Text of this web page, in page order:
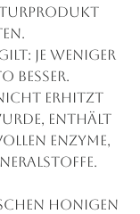
Je weniger
besser.
erhitzt
enthält
Enzyme,
Honigen